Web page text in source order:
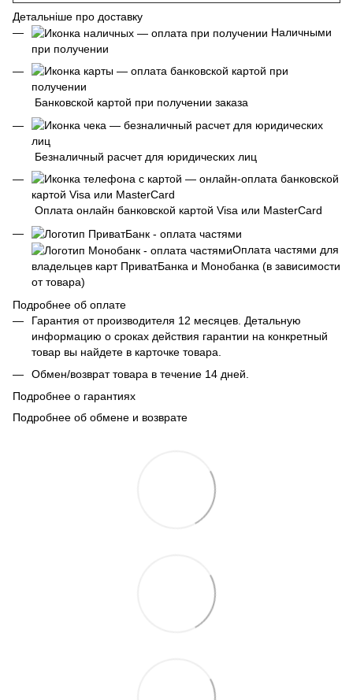
Детальніше про доставку
Наличными
при получении
Банковской картой при получении заказа
Безналичный расчет для юридических лиц
Оплата онлайн банковской картой Visa или MasterCard
Оплата частями для
владельцев карт ПриватБанка и Монобанка (в зависимости
от товара)
Подробнее об оплате
Гарантия от производителя 12 месяцев. Детальную
информацию о сроках действия гарантии на конкретный
товар вы найдете в карточке товара.
Обмен/возврат товара в течение 14 дней.
Подробнее о гарантиях
Подробнее об обмене и возврате